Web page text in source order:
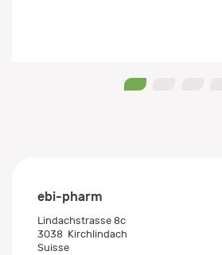
ebi-pharm
Lindachstrasse 8c
3038 Kirchlindach
Suisse